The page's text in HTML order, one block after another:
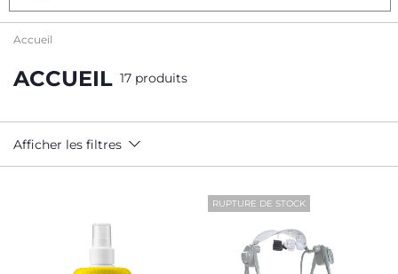
Accueil
ACCUEIL 17 produits
Afficher les filtres
RUPTURE DE STOCK